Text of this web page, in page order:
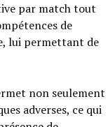
par match tout
de
lui permettant de
non seulement
adverses, ce qui